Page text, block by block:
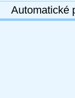
Automatické